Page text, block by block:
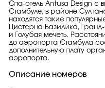
Спа-отель Antusa Design с
Стамбуле, в районе
находятся такие
Цистерна Базилика,
и Голубая мечеть.
до аэропорта Стамбула
дополнительную плату
аэропорта.
Описание номеров